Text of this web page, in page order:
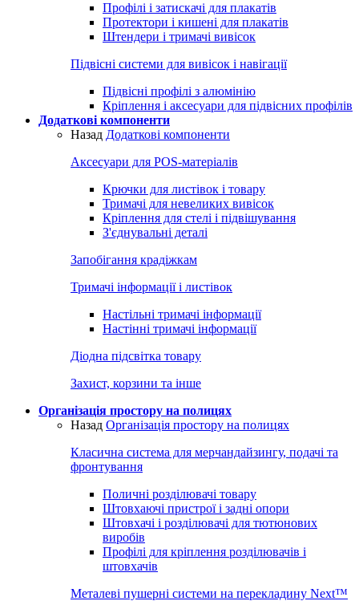
Профілі і затискачі для плакатів
Протектори і кишені для плакатів
Штендери і тримачі вивісок
Підвісні системи для вивісок і навігації
Підвісні профілі з алюмінію
Кріплення і аксесуари для підвісних профілів
Додаткові компоненти
Назад Додаткові компоненти
Аксесуари для POS-матеріалів
Крючки для листівок і товару
Тримачі для невеликих вивісок
Кріплення для стелі і підвішування
З'єднувальні деталі
Запобігання крадіжкам
Тримачі інформації і листівок
Настільні тримачі інформації
Настінні тримачі інформації
Діодна підсвітка товару
Захист, корзини та інше
Організація простору на полицях
Назад Організація простору на полицях
Класична система для мерчандайзингу, подачі та
фронтування
Поличні розділювачі товару
Штовхаючі пристрої і задні опори
Штовхачі і розділювачі для тютюнових
виробів
Профілі для кріплення розділювачів і
штовхачів
Металеві пушерні системи на перекладину Next™